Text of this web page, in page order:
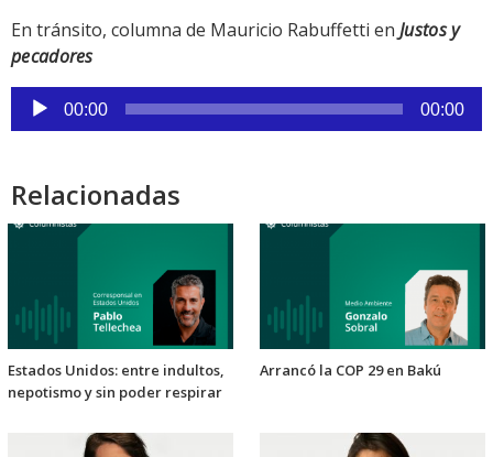
En tránsito, columna de Mauricio Rabuffetti en Justos y
pecadores
Reproductor
de
00:00 00:00
Relacionadas
Estados Unidos: entre indultos,
nepotismo y sin poder respirar
Arrancó la COP 29 en Bakú